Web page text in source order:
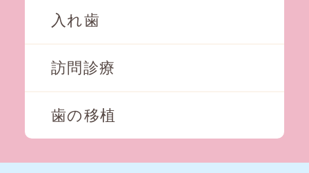
入れ歯
訪問診療
歯の移植